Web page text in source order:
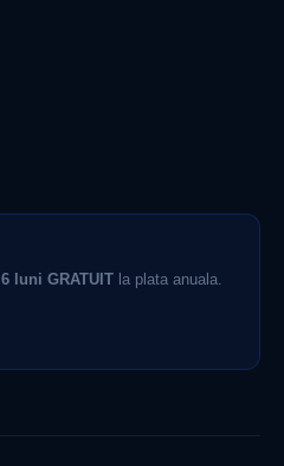
6 luni GRATUIT la plata anuala.